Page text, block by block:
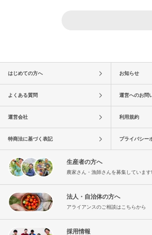
はじめての方へ お知らせ
よくある質問 運営へのお問
運営会社 利用規約
特商法に基づく表記 プライバシー
生産者の方へ
農家さん・漁師さんを募集しています!
法人・自治体の方へ
アライアンスのご相談はこちらから
採用情報